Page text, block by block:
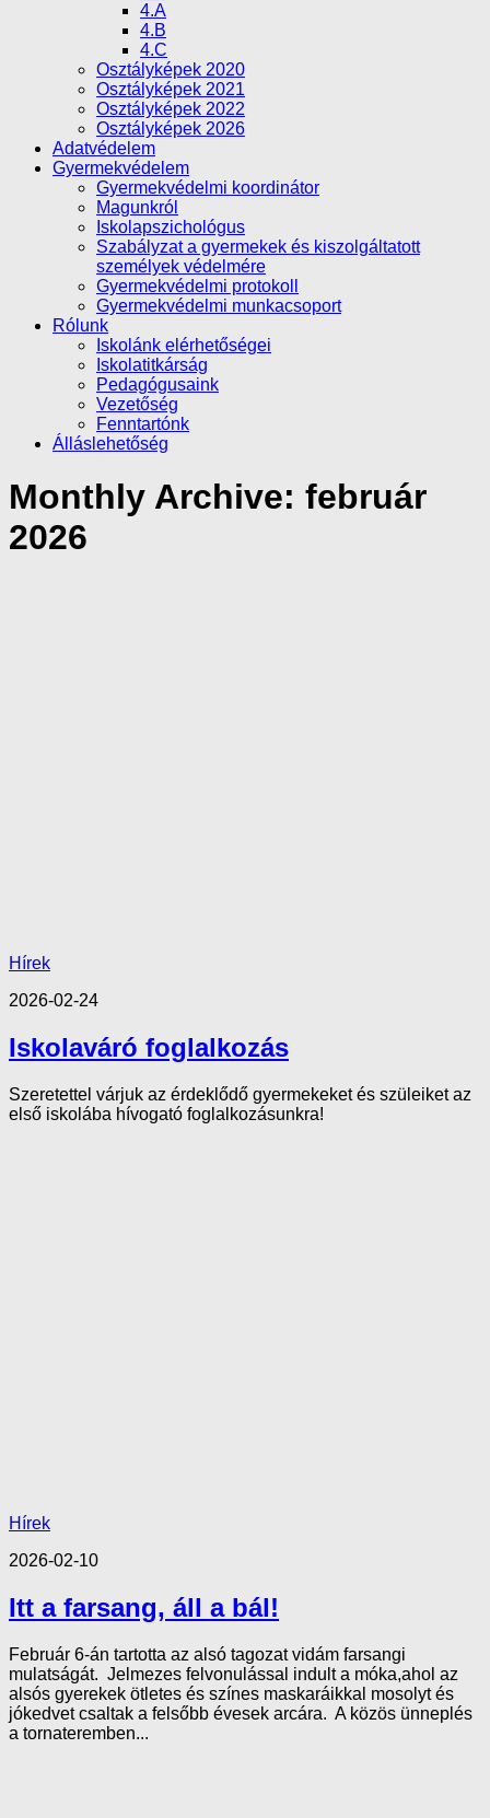
4.A
4.B
4.C
Osztályképek 2020
Osztályképek 2021
Osztályképek 2022
Osztályképek 2026
Adatvédelem
Gyermekvédelem
Gyermekvédelmi koordinátor
Magunkról
Iskolapszichológus
Szabályzat a gyermekek és kiszolgáltatott
személyek védelmére
Gyermekvédelmi protokoll
Gyermekvédelmi munkacsoport
Rólunk
Iskolánk elérhetőségei
Iskolatitkárság
Pedagógusaink
Vezetőség
Fenntartónk
Álláslehetőség
Monthly Archive: február
2026
Hírek
2026-02-24
Iskolaváró foglalkozás
Szeretettel várjuk az érdeklődő gyermekeket és szüleiket az
első iskolába hívogató foglalkozásunkra!
Hírek
2026-02-10
Itt a farsang, áll a bál!
Február 6-án tartotta az alsó tagozat vidám farsangi
mulatságát. Jelmezes felvonulással indult a móka,ahol az
alsós gyerekek ötletes és színes maskaráikkal mosolyt és
jókedvet csaltak a felsőbb évesek arcára. A közös ünneplés
a tornateremben...